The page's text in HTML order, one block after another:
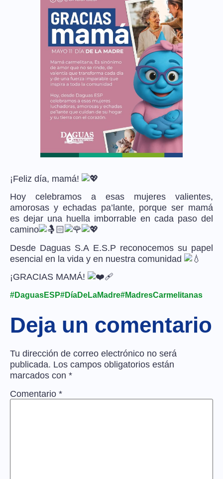
¡Feliz día, mamá!
Hoy celebramos a esas mujeres valientes,
amorosas y echadas pa’lante, porque ser mamá
es dejar una huella imborrable en cada paso del
camino
Desde Daguas S.A E.S.P reconocemos su papel
esencial en la vida y en nuestra comunidad
¡GRACIAS MAMÁ!
#DaguasESP#DíaDeLaMadre#MadresCarmelitanas
Deja un comentario
Tu dirección de correo electrónico no será
publicada. Los campos obligatorios están
marcados con *
Comentario *